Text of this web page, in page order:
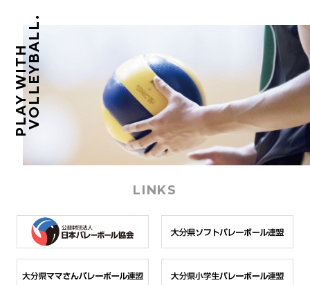
PLAY WITHVOLLEYBALL.
LINKS